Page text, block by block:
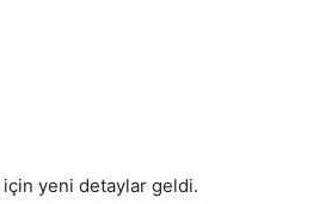
için yeni detaylar geldi.